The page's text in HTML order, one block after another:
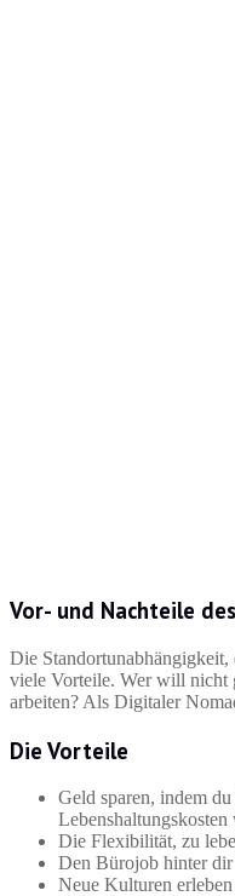
Vor- und Nachteile
Die
viele Vorteile. Wer will nicht
arbeiten? Als Digitaler
Die Vorteile
Geld sparen, indem
Lebenshaltungskosten
Die Flexibilität, zu
Den Bürojob hinter dir
Neue Kulturen